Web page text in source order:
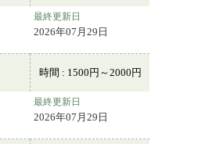
最終更新日
2026年07月29日
時間 : 1500円～2000円
最終更新日
2026年07月29日